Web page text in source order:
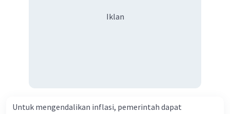
Iklan
Untuk mengendalikan inflasi, pemerintah dapat